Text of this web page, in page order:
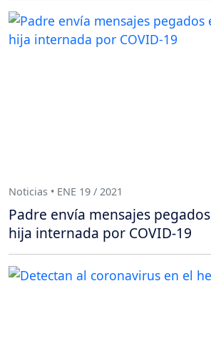
Noticias • ENE 19 / 2021
Padre envía mensajes
hija internada por COVID-19